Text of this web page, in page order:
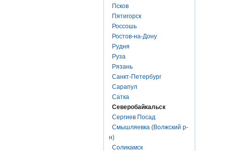
Псков
Пятигорск
Россошь
Ростов-на-Дону
Рудня
Руза
Рязань
Санкт-Петербург
Сарапул
Сатка
Северобайкальск
Сергиев Посад
Смышляевка (Волжский р-
н)
Соликамск